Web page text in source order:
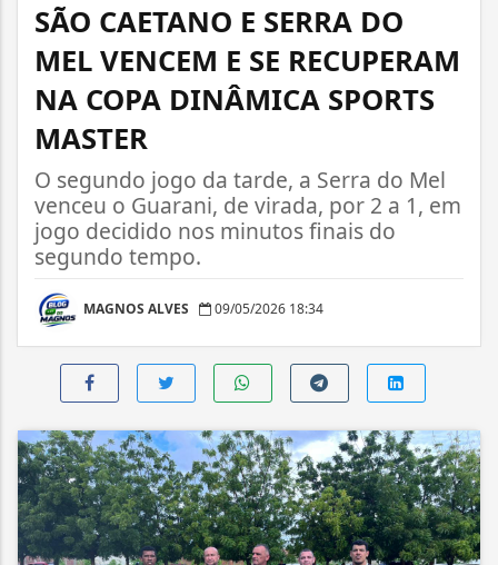
SÃO CAETANO E SERRA DO
MEL VENCEM E SE RECUPERAM
NA COPA DINÂMICA SPORTS
MASTER
O segundo jogo da tarde, a Serra do Mel
venceu o Guarani, de virada, por 2 a 1, em
jogo decidido nos minutos finais do
segundo tempo.
MAGNOS ALVES 09/05/2026 18:34